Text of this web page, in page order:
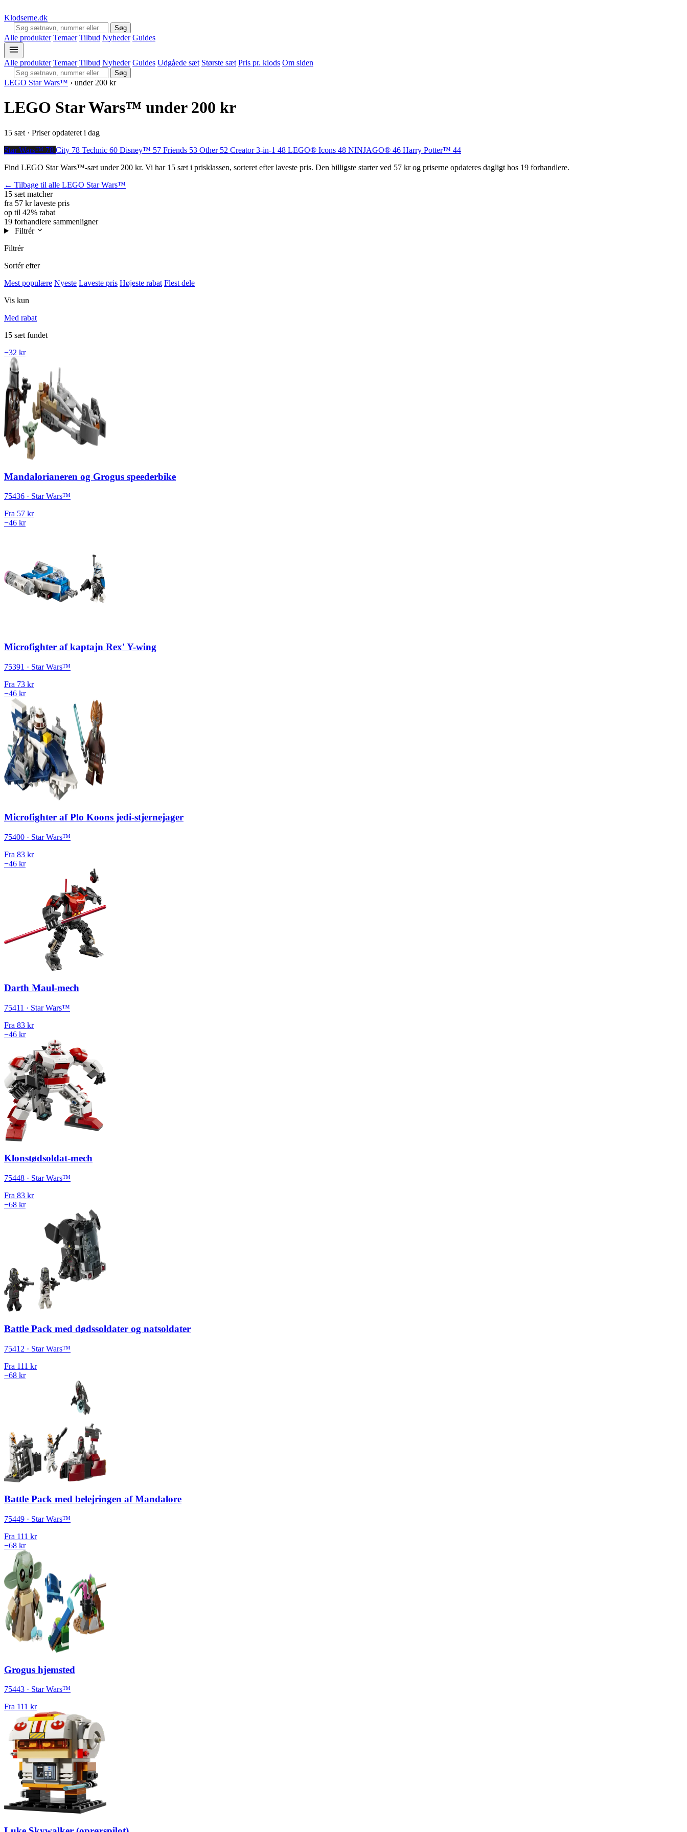
Klodserne.dk
Søg
Alle produkter Temaer Tilbud Nyheder Guides
Alle produkter Temaer Tilbud Nyheder Guides Udgåede sæt Største sæt Pris pr. klods Om siden
Søg
LEGO Star Wars™ › under 200 kr
LEGO Star Wars™ under 200 kr
15 sæt · Priser opdateret i dag
Star Wars™ 78 City 78 Technic 60 Disney™ 57 Friends 53 Other 52 Creator 3-in-1 48 LEGO® Icons 48 NINJAGO® 46 Harry Potter™ 44
Find LEGO Star Wars™-sæt under 200 kr. Vi har 15 sæt i prisklassen, sorteret efter laveste pris. Den billigste starter ved 57 kr og priserne opdateres dagligt hos 19 forhandlere.
← Tilbage til alle LEGO Star Wars™
15 sæt matcher
fra 57 kr laveste pris
op til 42% rabat
19 forhandlere sammenligner
Filtrér
Filtrér
Sortér efter
Mest populære Nyeste Laveste pris Højeste rabat Flest dele
Vis kun
Med rabat
15 sæt fundet
−32 kr
Mandalorianeren og Grogus speederbike
75436 · Star Wars™
Fra 57 kr
−46 kr
Microfighter af kaptajn Rex' Y-wing
75391 · Star Wars™
Fra 73 kr
−46 kr
Microfighter af Plo Koons jedi-stjernejager
75400 · Star Wars™
Fra 83 kr
−46 kr
Darth Maul-mech
75411 · Star Wars™
Fra 83 kr
−46 kr
Klonstødsoldat-mech
75448 · Star Wars™
Fra 83 kr
−68 kr
Battle Pack med dødssoldater og natsoldater
75412 · Star Wars™
Fra 111 kr
−68 kr
Battle Pack med belejringen af Mandalore
75449 · Star Wars™
Fra 111 kr
−68 kr
Grogus hjemsted
75443 · Star Wars™
Fra 111 kr